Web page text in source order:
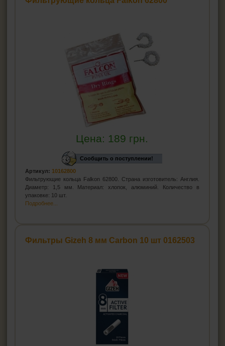
Цена: 189 грн.
Сообщить о поступлении!
Артикул: 10162800
Фильтрующие кольца Falkon 62800. Страна изготовитель: Англия.
Диаметр: 1,5 мм. Материал: хлопок, алюминий. Количество в
упаковке: 10 шт.
Подробнее...
Фильтры Gizeh 8 мм Carbon 10 шт 0162503